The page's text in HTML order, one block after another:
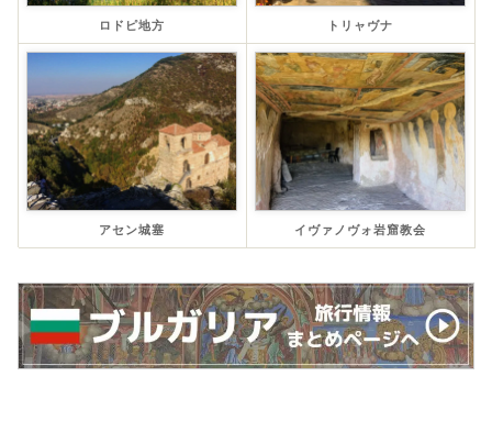
ロドピ地方 トリャヴナ
アセン城塞 イヴァノヴォ岩窟教会